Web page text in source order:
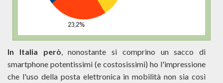
In Italia però, nonostante si comprino un sacco di
smartphone potentissimi (e costosissimi) ho l'impressione
che l'uso della posta elettronica in mobilità non sia così